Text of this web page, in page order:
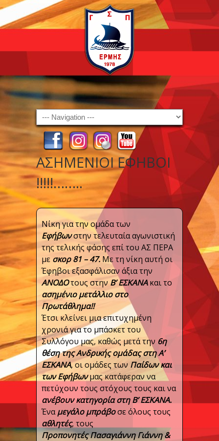
Navigation
ΑΣΗΜΕΝΙΟΙ ΕΦΗΒΟΙ
!!!!!……..
Νίκη για την ομάδα των
Εφήβωνστην τελευταία αγωνιστική
της τελικής φάσης επί του ΑΣ ΠΕΡΑ
με σκορ 81 – 47. Με τη νίκη αυτή οι
Έφηβοι εξασφάλισαν άξια την
ΑΝΟΔΟτους στην Β’ΕΣΚΑΝΑκαι το
ασημένιο μετάλλιο στο
Πρωτάθλημα!!
Έτσι κλείνει μια επιτυχημένη
χρονιά για το μπάσκετ του
Συλλόγου μας, καθώς μετά την 6η
θέση της Ανδρικής ομάδας στη Α’
ΕΣΚΑΝΑ, οι ομάδες των Παίδωνκαι
των Εφήβων μας κατάφεραν να
πετύχουν τους στόχους τους και να
ανέβουν κατηγορίαστη Β’ ΕΣΚΑΝΑ.
Έναμεγάλο μπράβοσε όλους τους
αθλητές, τους
ΠροπονητέςΠασαγιάννη Γιάννη &